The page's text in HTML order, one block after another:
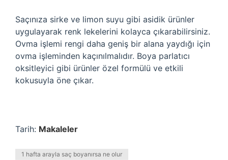
Saçınıza sirke ve limon suyu gibi asidik ürünler
uygulayarak renk lekelerini kolayca çıkarabilirsiniz.
Ovma işlemi rengi daha geniş bir alana yaydığı için
ovma işleminden kaçınılmalıdır. Boya parlatıcı
oksitleyici gibi ürünler özel formülü ve etkili
kokusuyla öne çıkar.
Tarih: Makaleler
1 hafta arayla saç boyanırsa ne olur